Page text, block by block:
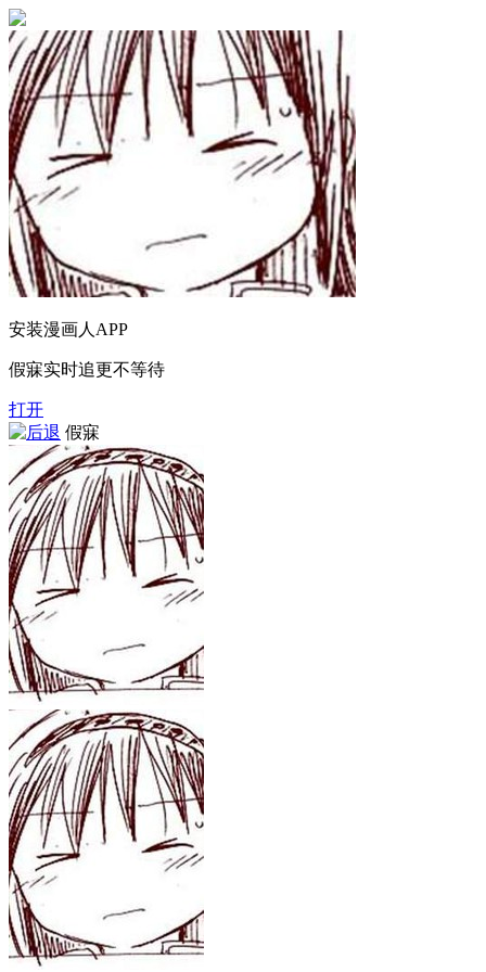
安装漫画人APP
假寐实时追更不等待
打开
假寐